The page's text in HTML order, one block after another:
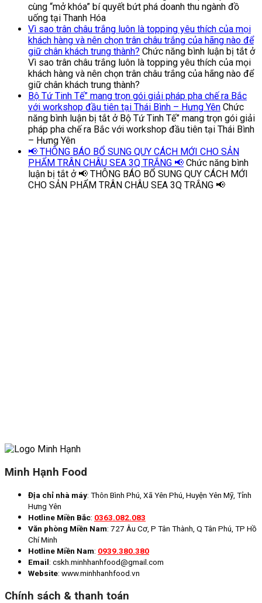
cùng “mở khóa” bí quyết bứt phá doanh thu ngành đồ
uống tại Thanh Hóa
Vì sao trân châu trắng luôn là topping yêu thích của mọi
khách hàng và nên chọn trân châu trắng của hãng nào để
giữ chân khách trung thành? Chức năng bình luận bị tắt ở
Vì sao trân châu trắng luôn là topping yêu thích của mọi
khách hàng và nên chọn trân châu trắng của hãng nào để
giữ chân khách trung thành?
Bộ Tứ Tinh Tế” mang trọn gói giải pháp pha chế ra Bắc
với workshop đầu tiên tại Thái Bình – Hưng Yên Chức
năng bình luận bị tắt ở Bộ Tứ Tinh Tế” mang trọn gói giải
pháp pha chế ra Bắc với workshop đầu tiên tại Thái Bình
– Hưng Yên
📢 THÔNG BÁO BỔ SUNG QUY CÁCH MỚI CHO SẢN
PHẨM TRÂN CHÂU SEA 3Q TRẮNG 📢 Chức năng bình
luận bị tắt ở 📢 THÔNG BÁO BỔ SUNG QUY CÁCH MỚI
CHO SẢN PHẨM TRÂN CHÂU SEA 3Q TRẮNG 📢
Minh Hạnh Food
Địa chỉ nhà máy: Thôn Bình Phú, Xã Yên Phú, Huyện Yên Mỹ, Tỉnh
Hưng Yên
Hotline Miền Bắc: 0363.082.083
Văn phòng Miền Nam: 727 Âu Cơ, P Tân Thành, Q Tân Phú, TP Hồ
Chí Minh
Hotline Miền Nam: 0939.380.380
Email: cskh.minhhanhfood@gmail.com
Website: www.minhhanhfood.vn
Chính sách & thanh toán